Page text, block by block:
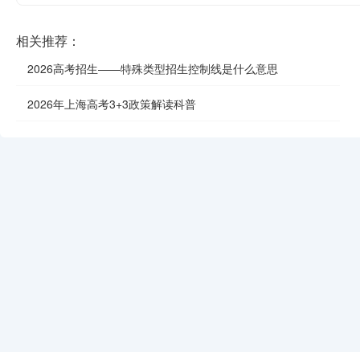
相关推荐：
2026高考招生——特殊类型招生控制线是什么意思
2026年上海高考3+3政策解读科普